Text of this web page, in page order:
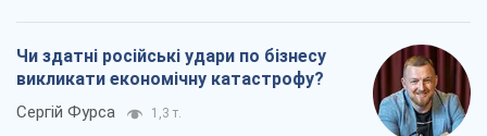
Чи здатні російські удари по бізнесу
викликати економічну катастрофу?
Сергій Фурса 1,3 т.